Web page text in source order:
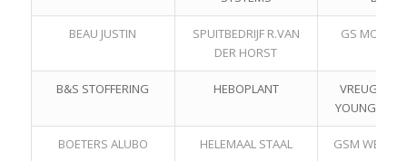
BEAU JUSTIN
SPUITBEDRIJF R.VAN
DER HORST
GS
B&S STOFFERING HEBOPLANT
YOUNG
BOETERS ALUBO HELEMAAL STAAL GSM